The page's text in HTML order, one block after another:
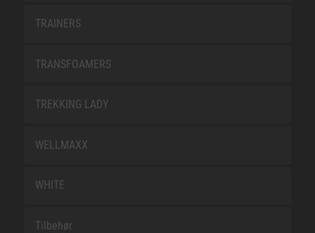
TRAINERS
TRANSFOAMERS
TREKKING LADY
WELLMAXX
WHITE
Tilbehør